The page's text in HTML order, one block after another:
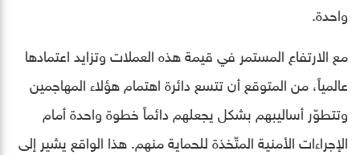
واحدة.
مع الارتفاع المستمر في قيمة هذه العملات وتزايد اعتمادها
عالمياً، من المتوقع أن تتسع دائرة اهتمام هؤلاء المهاجمين
وتتطوّر أساليبهم بشكل يجعلهم دائماً خطوة واحدة أمام
الإجراءات الأمنية المتّخذة للحماية منهم. هذا الواقع يشير إلى